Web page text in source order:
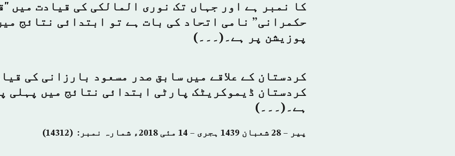
کا نمبر ہے اور جہاں تک نوری المالکی کی قیادت میں
حکمرانی” نامی اتحاد کی بات ہے تو ابتدائی نتائج
پوزیشن پر ہے۔(۔۔۔)
کردستان کے علاقے میں سابق صدر مسعود بارزانی کی
کردستان ڈیموکریٹک پارٹی ابتدائی نتائج میں پہلی
ہے۔(۔۔۔)
پیر – 28 شعبان 1439 ہجری – 14 مئی 2018ء شمارہ نمبر: (14312)